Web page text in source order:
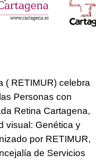
( RETIMUR) celebra
Personas con
Retina Cartagena,
visual: Genética y
por RETIMUR,
de Servicios